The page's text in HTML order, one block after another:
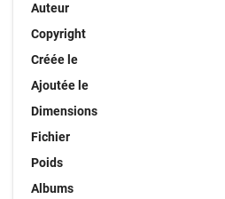
Auteur
Copyright
Créée le
Ajoutée le
Dimensions
Fichier
Poids
Albums